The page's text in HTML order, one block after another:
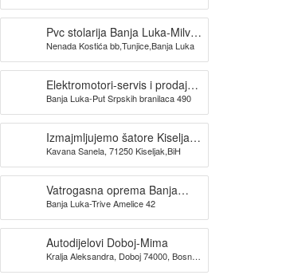
Pvc stolarija Banja Luka-Milva
doo
Nenada Kostića bb,Tunjice,Banja Luka
Elektromotori-servis i prodaja
TRIDAK ELEKTRO
Banja Luka-Put Srpskih branilaca 490
Izmajmljujemo šatore Kiseljak-
KAVANA SANELA
Kavana Sanela, 71250 Kiseljak,BiH
Vatrogasna oprema Banja
Luka -SPAS doo
Banja Luka-Trive Amelice 42
Autodijelovi Doboj-Mima
Kralja Aleksandra, Doboj 74000, Bosna i